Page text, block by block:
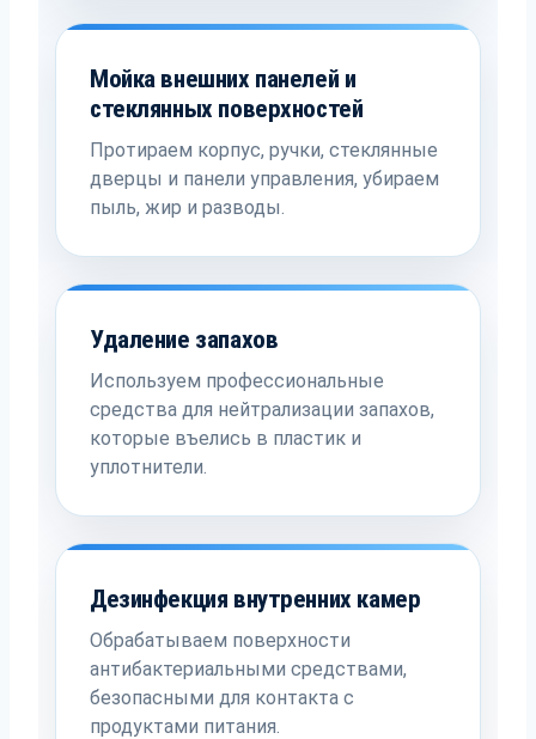
Мойка внешних панелей и
стеклянных поверхностей
Протираем корпус, ручки, стеклянные
дверцы и панели управления, убираем
пыль, жир и разводы.
Удаление запахов
Используем профессиональные
средства для нейтрализации запахов,
которые въелись в пластик и
уплотнители.
Дезинфекция внутренних камер
Обрабатываем поверхности
антибактериальными средствами,
безопасными для контакта с
продуктами питания.